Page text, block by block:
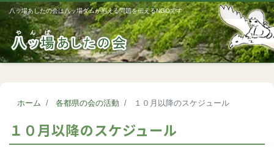
八ッ場あしたの会は八ッ場ダムが抱える問題を伝えるNGOです
ホーム 各都県の会の活動 １０月以降のスケジュール
１０月以降のスケジュール